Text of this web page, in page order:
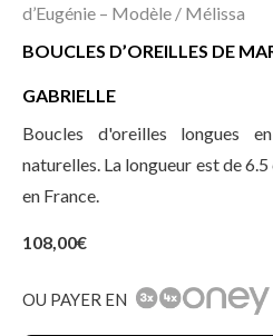
d’Eugénie – Modèle / Mélissa
BOUCLES D’OREILLES DE
GABRIELLE
Boucles d'oreilles longues
naturelles. La longueur est de
en France.
108,00€
OU PAYER EN